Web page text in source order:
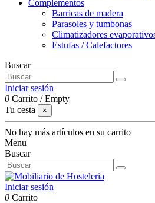
Complementos
Barricas de madera
Parasoles y tumbonas
Climatizadores
Estufas / Calefactores
Buscar
Iniciar sesión
0 Carrito /Empty
Tu cesta
×
No hay más artículos en su carrito
Menu
Buscar
Iniciar sesión
0 Carrito